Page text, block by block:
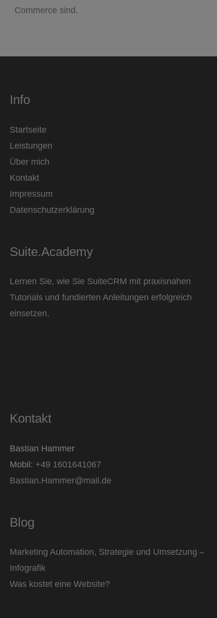
Commerce sind.
Info
Startseite
Leistungen
Über mich
Kontakt
Impressum
Datenschutzerklärung
Suite.Academy
Lernen Sie, wie Sie SuiteCRM mit praxisnahen
Tutorials und fundierten Anleitungen erfolgreich
einsetzen.
Kontakt
Bastian Hammer
Mobil: +49 1601641067
Bastian.Hammer@mail.de
Blog
Marketing Automation, Strategie und Umsetzung –
Infografik
Was kostet eine Website?